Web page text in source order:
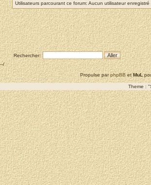
Utilisateurs parcourant ce forum: Aucun utilisateur
Rechercher:
--/
Propulse parphpBBetMuL
Theme :